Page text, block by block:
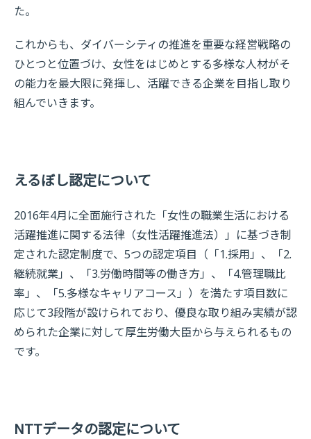
た。
これからも、ダイバーシティの推進を重要な経営戦略の
ひとつと位置づけ、女性をはじめとする多様な人材がそ
の能力を最大限に発揮し、活躍できる企業を目指し取り
組んでいきます。
えるぼし認定について
2016年4月に全面施行された「女性の職業生活における
活躍推進に関する法律（女性活躍推進法）」に基づき制
定された認定制度で、5つの認定項目（「1.採用」、「2.
継続就業」、「3.労働時間等の働き方」、「4.管理職比
率」、「5.多様なキャリアコース」）を満たす項目数に
応じて3段階が設けられており、優良な取り組み実績が認
められた企業に対して厚生労働大臣から与えられるもの
です。
NTTデータの認定について